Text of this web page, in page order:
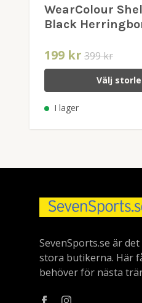
WearColour
Black
199 kr 399 kr
Välj
I lager
SevenSports.se är
stora butikerna. Här
behöver för nästa